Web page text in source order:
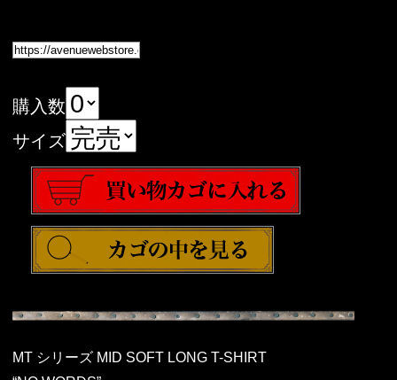
購入数
サイズ
MT シリーズ MID SOFT LONG T-SHIRT